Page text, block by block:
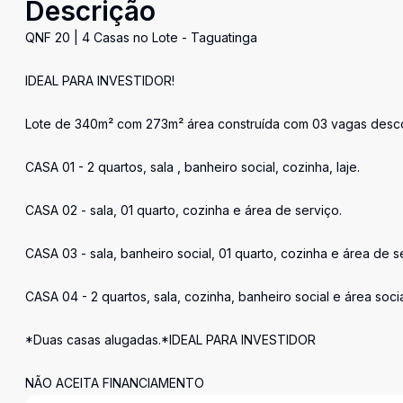
Descrição
QNF 20 | 4 Casas no Lote - Taguatinga
IDEAL PARA INVESTIDOR!
Lote de 340m² com 273m² área construída com 03 vagas
CASA 01 - 2 quartos, sala , banheiro social, cozinha, laje.
CASA 02 - sala, 01 quarto, cozinha e área de serviço.
CASA 03 - sala, banheiro social, 01 quarto, cozinha e área de
CASA 04 - 2 quartos, sala, cozinha, banheiro social e área
*Duas casas alugadas.*IDEAL PARA INVESTIDOR
NÃO ACEITA FINANCIAMENTO